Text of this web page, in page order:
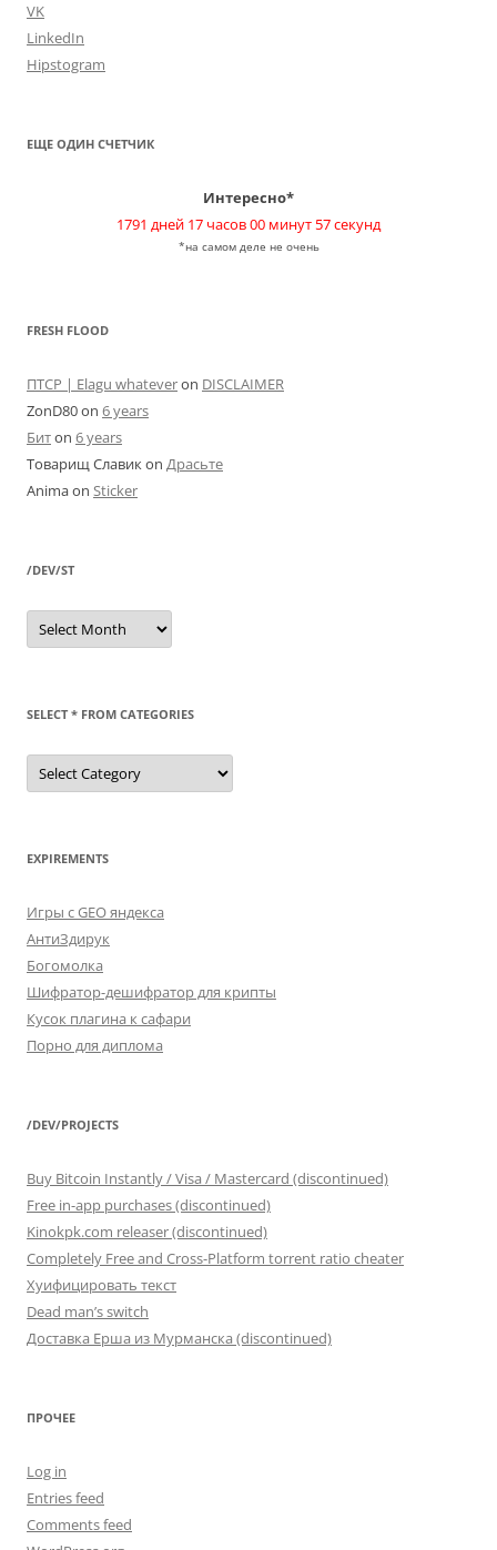
VK
LinkedIn
Hipstogram
ЕЩЕ ОДИН СЧЕТЧИК
Интересно*
1791 дней 17 часов 00 минут 57 секунд
*на самом деле не очень
FRESH FLOOD
ПТСР | Elagu whateveron DISCLAIMER
ZonD80on 6 years
Битon 6 years
Товарищ Славикon Драсьте
Animaon Sticker
/DEV/ST
/dev/st
SELECT * FROM CATEGORIES
SELECT
FROM
EXPIREMENTS
Игры с GEO яндекса
АнтиЗдирук
Богомолка
Шифратор-дешифратор для крипты
Кусок плагина к сафари
Порно для диплома
/DEV/PROJECTS
Buy Bitcoin Instantly / Visa / Mastercard (discontinued)
Free in-app purchases (discontinued)
Kinokpk.com releaser (discontinued)
Completely Free and Cross-Platform torrent ratio cheater
Хуифицировать текст
Dead man’s switch
Доставка Ерша из Мурманска (discontinued)
ПРОЧЕЕ
Log in
Entries feed
Comments feed